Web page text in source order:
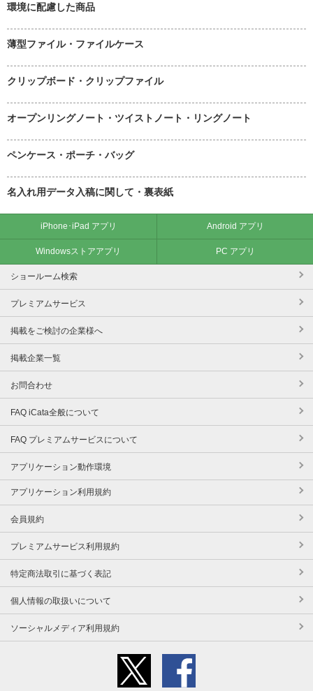
環境に配慮した商品
薄型ファイル・ファイルケース
クリップボード・クリップファイル
オープンリングノート・ツイストノート・リングノート
ペンケース・ポーチ・バッグ
名入れ用データ入稿に関して・裏表紙
iPhone･iPad アプリ Android アプリ
Windowsストアアプリ PC アプリ
ショールーム検索
プレミアムサービス
掲載をご検討の企業様へ
掲載企業一覧
お問合わせ
FAQ iCata全般について
FAQ プレミアムサービスについて
アプリケーション動作環境
アプリケーション利用規約
会員規約
プレミアムサービス利用規約
特定商法取引に基づく表記
個人情報の取扱いについて
ソーシャルメディア利用規約